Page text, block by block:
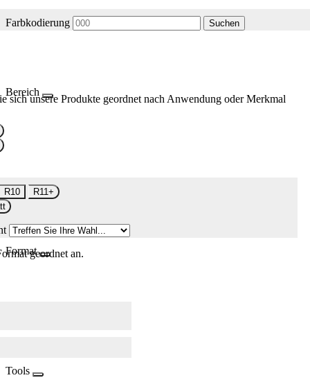
Farbkodierung Suchen
Bereich
sich unsere Produkte geordnet nach Anwendung oder Merkmal
R10
R11+
Formatgeordnet an.
Tools